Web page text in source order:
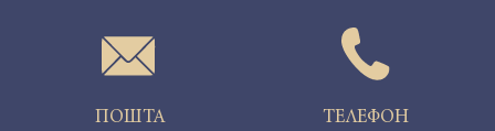
ПОШТА
ТЕЛЕФОН